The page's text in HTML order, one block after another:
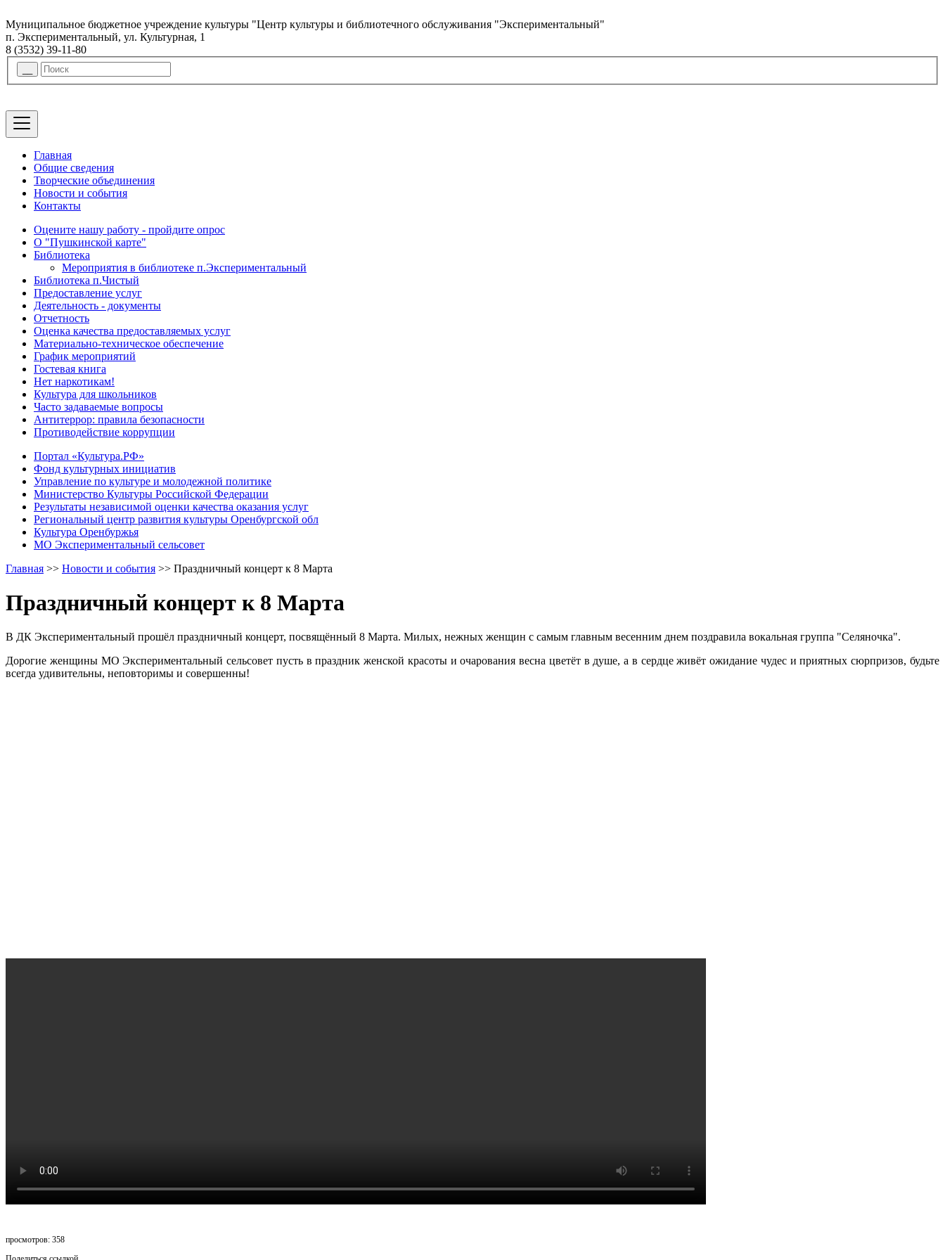
Муниципальное бюджетное учреждение культуры "Центр культуры и библиотечного обслуживания "Экспериментальный"
п. Экспериментальный, ул. Культурная, 1
8 (3532) 39-11-80
Главная
Общие сведения
Творческие объединения
Новости и события
Контакты
Оцените нашу работу - пройдите опрос
О "Пушкинской карте"
Библиотека
Мероприятия в библиотеке п.Экспериментальный
Библиотека п.Чистый
Предоставление услуг
Деятельность - документы
Отчетность
Оценка качества предоставляемых услуг
Материально-техническое обеспечение
График мероприятий
Гостевая книга
Нет наркотикам!
Культура для школьников
Часто задаваемые вопросы
Антитеррор: правила безопасности
Противодействие коррупции
Портал «Культура.РФ»
Фонд культурных инициатив
Управление по культуре и молодежной политике
Министерство Культуры Российской Федерации
Результаты независимой оценки качества оказания услуг
Региональный центр развития культуры Оренбургской обл
Культура Оренбуржья
МО Экспериментальный сельсовет
Главная >> Новости и события >> Праздничный концерт к 8 Марта
Праздничный концерт к 8 Марта
В ДК Экспериментальный прошёл праздничный концерт, посвящённый 8 Марта. Милых, нежных женщин с самым главным весенним днем поздравила вокальная группа "Селяночка".
Дорогие женщины МО Экспериментальный сельсовет пусть в праздник женской красоты и очарования весна цветёт в душе, а в сердце живёт ожидание чудес и приятных сюрпризов, будьте
всегда удивительны, неповторимы и совершенны!
просмотров: 358